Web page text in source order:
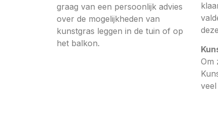
graag van een persoonlijk advies
over de mogelijkheden van
kunstgras leggen in de tuin of op
het balkon.
Om